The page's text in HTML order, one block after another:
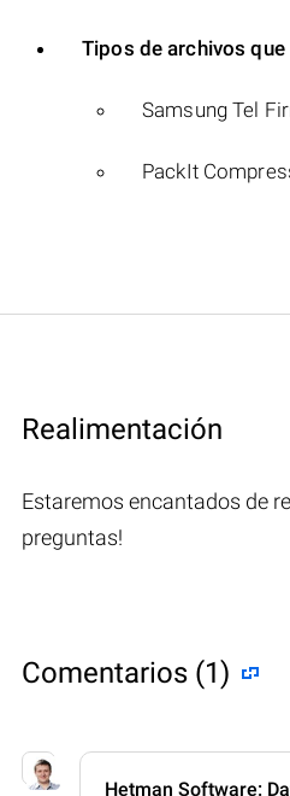
Tipos de archivos
Samsung Tel
PackIt
Realimentación
Estaremos encantados de
preguntas!
Comentarios (1)
Hetman Software: